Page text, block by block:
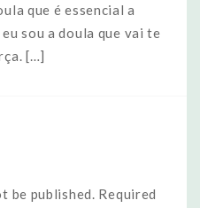
que é essencial a
sou a doula que vai te
[…]
be published. Required